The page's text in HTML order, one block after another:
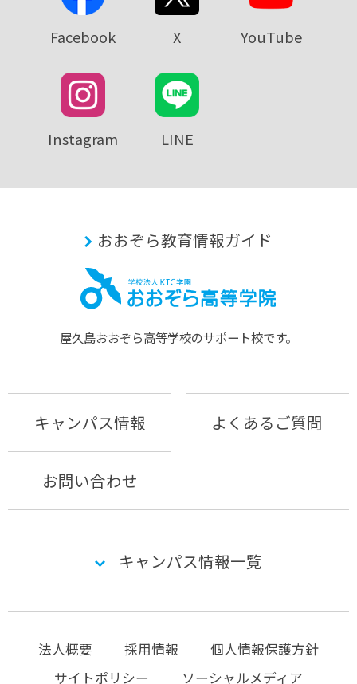
Facebook X YouTube
Instagram LINE
おおぞら教育情報ガイド
屋久島おおぞら⾼等学校のサポート校です。
キャンパス情報 よくあるご質問
お問い合わせ
キャンパス情報一覧
法人概要 採用情報
個人情報保護方針
サイトポリシー
ソーシャルメディア